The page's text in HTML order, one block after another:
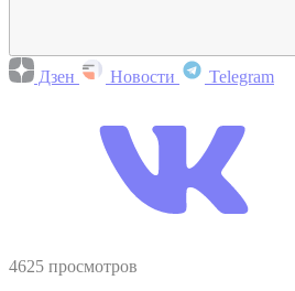
Дзен Новости Telegram
4625 просмотров